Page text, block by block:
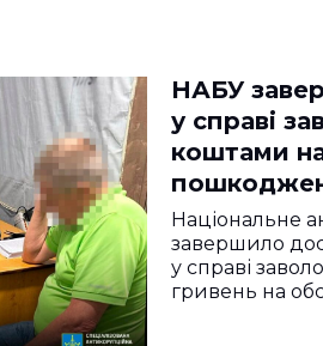
НАБУ
у справі
коштами
об’єктів у
Національне
завершило
у справі
гривень на